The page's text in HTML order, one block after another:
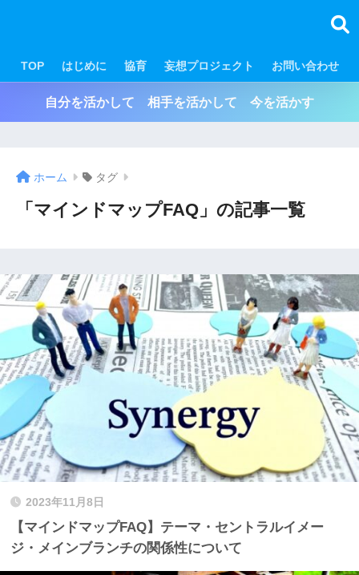
TOP はじめに 協育 妄想プロジェクト お問い合わせ
自分を活かして 相手を活かして 今を活かす
ホーム タグ
「マインドマップFAQ」の記事一覧
2023年11月8日
【マインドマップFAQ】テーマ・セントラルイメー
ジ・メインブランチの関係性について